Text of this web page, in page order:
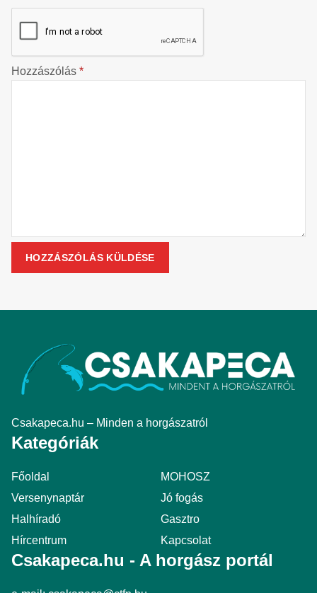
Hozzászólás *
Csakapeca.hu – Minden a horgászatról
Kategóriák
Főoldal
MOHOSZ
Versenynaptár
Jó fogás
Halhíradó
Gasztro
Hírcentrum
Kapcsolat
Csakapeca.hu - A horgász portál